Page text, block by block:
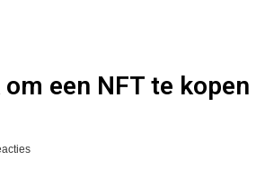
een NFT te kopen